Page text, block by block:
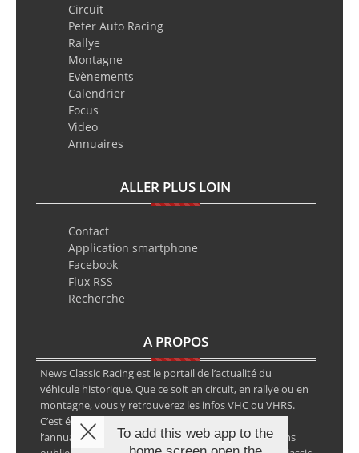
Circuit
Peter Auto Racing
Rallye
Montagne
Evènements
Calendrier
Focus
Video
Annuaires
ALLER PLUS LOIN
Contact
Application smartphone
Facebook
Flux RSS
Recherche
A PROPOS
News Classic Racing est le portail de l’actualité du
véhicule historique. Que ce soit en circuit, en rallye ou en
montagne, vous y retrouverez les infos VHC ou VHRS.
C’est également le calendrier des épreuves ainsi que
l’annuaire des spécialistes de la voiture ancienne, sans
To add this web app to the